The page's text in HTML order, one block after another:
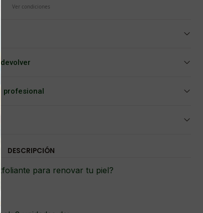
Ver condiciones
profesional
DESCRIPCIÓN
para renovar tu piel?